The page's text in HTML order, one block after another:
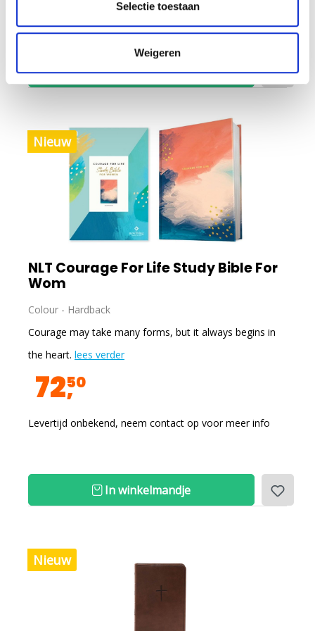
Selectie toestaan
Weigeren
In winkelmandje
Nieuw
NLT Courage For Life Study Bible For
Wom
Colour - Hardback
Courage may take many forms, but it always begins in
the heart. lees verder
7250
Levertijd onbekend, neem contact op voor meer info
In winkelmandje
Nieuw